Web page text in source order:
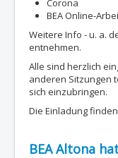
Corona
BEA Online-
Weitere Info - u. a.
entnehmen.
Alle sind herzlich
anderen Sitzungen
sich einzubringen.
Die Einladung
BEA Altona